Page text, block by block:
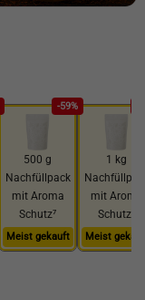
-59%
500 g
Nachfüllpack
mit Aroma
Schutz⁷
Meist gekauft
1 kg
mit Aroma
Schutz⁷
Meist